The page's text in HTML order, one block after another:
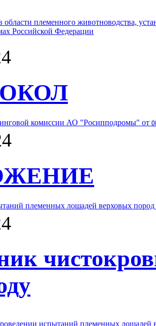
племенного животноводства,
Российской Федерации
комиссии АО "Росипподромы" от
племенных лошадей верховых
испытаний племенных лошадей